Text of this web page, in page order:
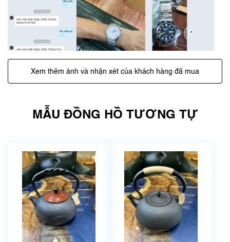
Xem thêm ảnh và nhận xét của khách hàng đã mua
MẪU ĐỒNG HỒ TƯƠNG TỰ